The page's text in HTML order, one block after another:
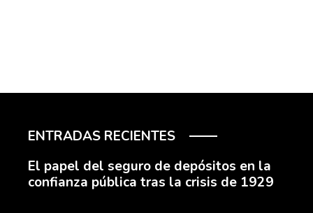
ENTRADAS RECIENTES
El papel del seguro de depósitos en la
confianza pública tras la crisis de 1929